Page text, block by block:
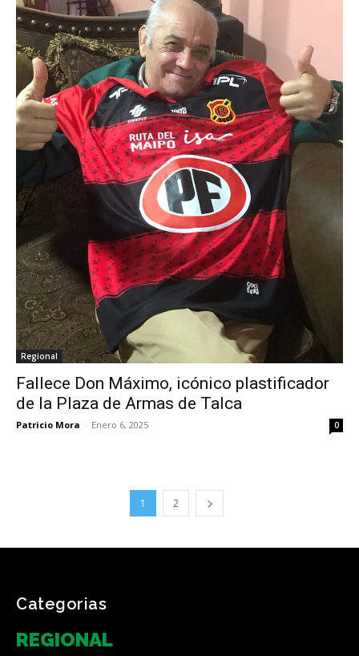
Regional
Fallece Don Máximo, icónico plastificador
de la Plaza de Armas de Talca
Patricio Mora - Enero 6, 2025 0
1 2
Categorias
REGIONAL